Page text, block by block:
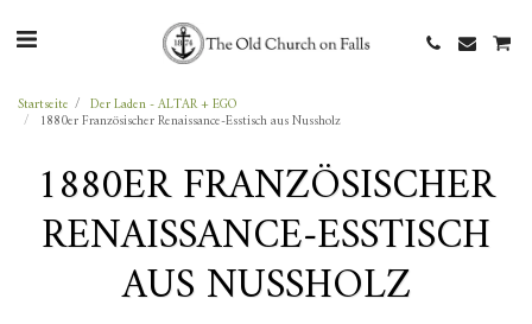
Startseite Der Laden - ALTAR + EGO
1880er Französischer Renaissance-Esstisch aus Nussholz
1880ER FRANZÖSISCHER
RENAISSANCE-ESSTISCH
AUS NUSSHOLZ